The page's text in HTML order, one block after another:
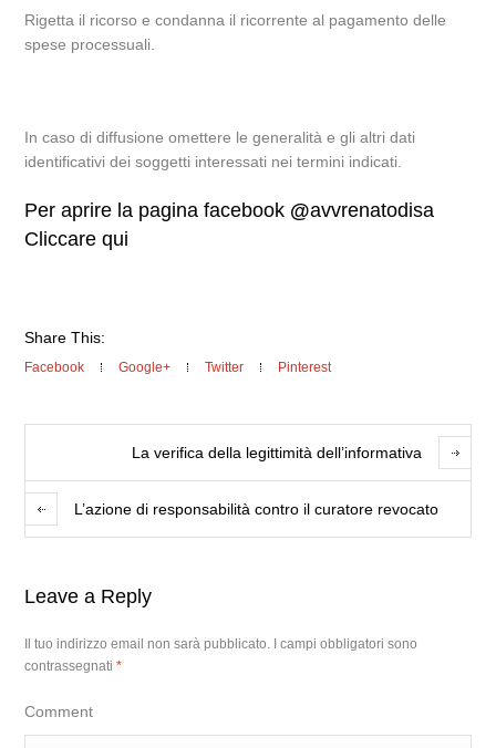
Rigetta il ricorso e condanna il ricorrente al pagamento delle
spese processuali.
In caso di diffusione omettere le generalità e gli altri dati
identificativi dei soggetti interessati nei termini indicati.
Per aprire la pagina facebook @avvrenatodisa
Cliccare qui
Share This:
Facebook Google+ Twitter Pinterest
La verifica della legittimità dell’informativa
L’azione di responsabilità contro il curatore revocato
Leave a Reply
Il tuo indirizzo email non sarà pubblicato.
I campi obbligatori sono
contrassegnati*
Comment